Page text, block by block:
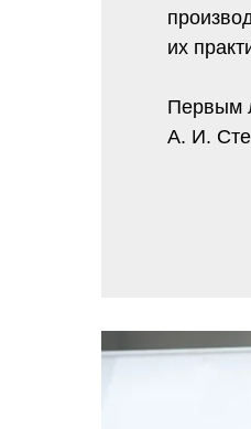
их
Первым
А. И.